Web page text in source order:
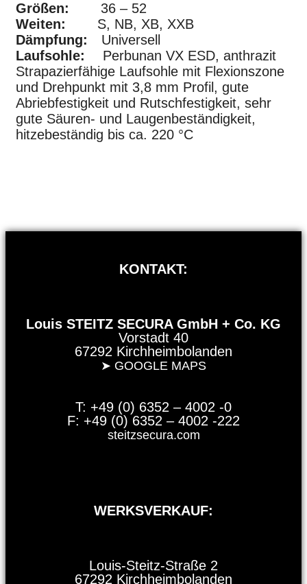
Größen: 36 – 52
Weiten: S, NB, XB, XXB
Dämpfung: Universell
Laufsohle: Perbunan VX ESD, anthrazit
Strapazierfähige Laufsohle mit Flexionszone
und Drehpunkt mit 3,8 mm Profil, gute
Abriebfestigkeit und Rutschfestigkeit, sehr
gute Säuren- und Laugenbeständigkeit,
hitzebeständig bis ca. 220 °C
KONTAKT:
Louis STEITZ SECURA GmbH + Co. KG
Vorstadt 40
67292 Kirchheimbolanden
➤ GOOGLE MAPS
T: +49 (0) 6352 – 4002 -0
F: +49 (0) 6352 – 4002 -222
steitzsecura.com
WERKSVERKAUF:
Louis-Steitz-Straße 2
67292 Kirchheimbolanden